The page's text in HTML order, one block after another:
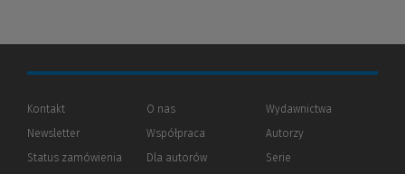
Kontakt
Newsletter
Status zamówienia
O nas
Współpraca
Dla autorów(Nowe
(Link
Wydawnictwa
Autorzy
Serie